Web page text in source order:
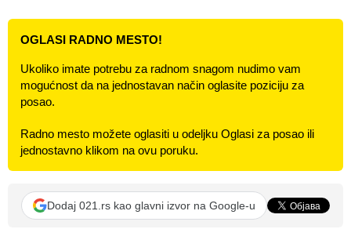
OGLASI RADNO MESTO!
Ukoliko imate potrebu za radnom snagom nudimo vam
mogućnost da na jednostavan način oglasite poziciju za
posao.
Radno mesto možete oglasiti u odeljku Oglasi za posao ili
jednostavno klikom na ovu poruku.
Dodaj 021.rs kao glavni izvor na Google-u